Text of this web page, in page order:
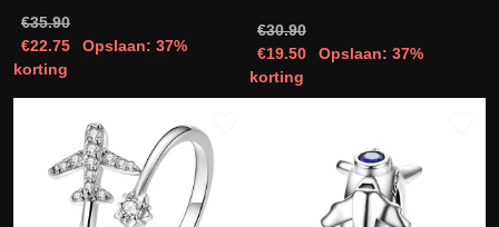
€35.90
€22.75
Opslaan: 37%
korting
€30.90
€19.50
Opslaan: 37%
korting